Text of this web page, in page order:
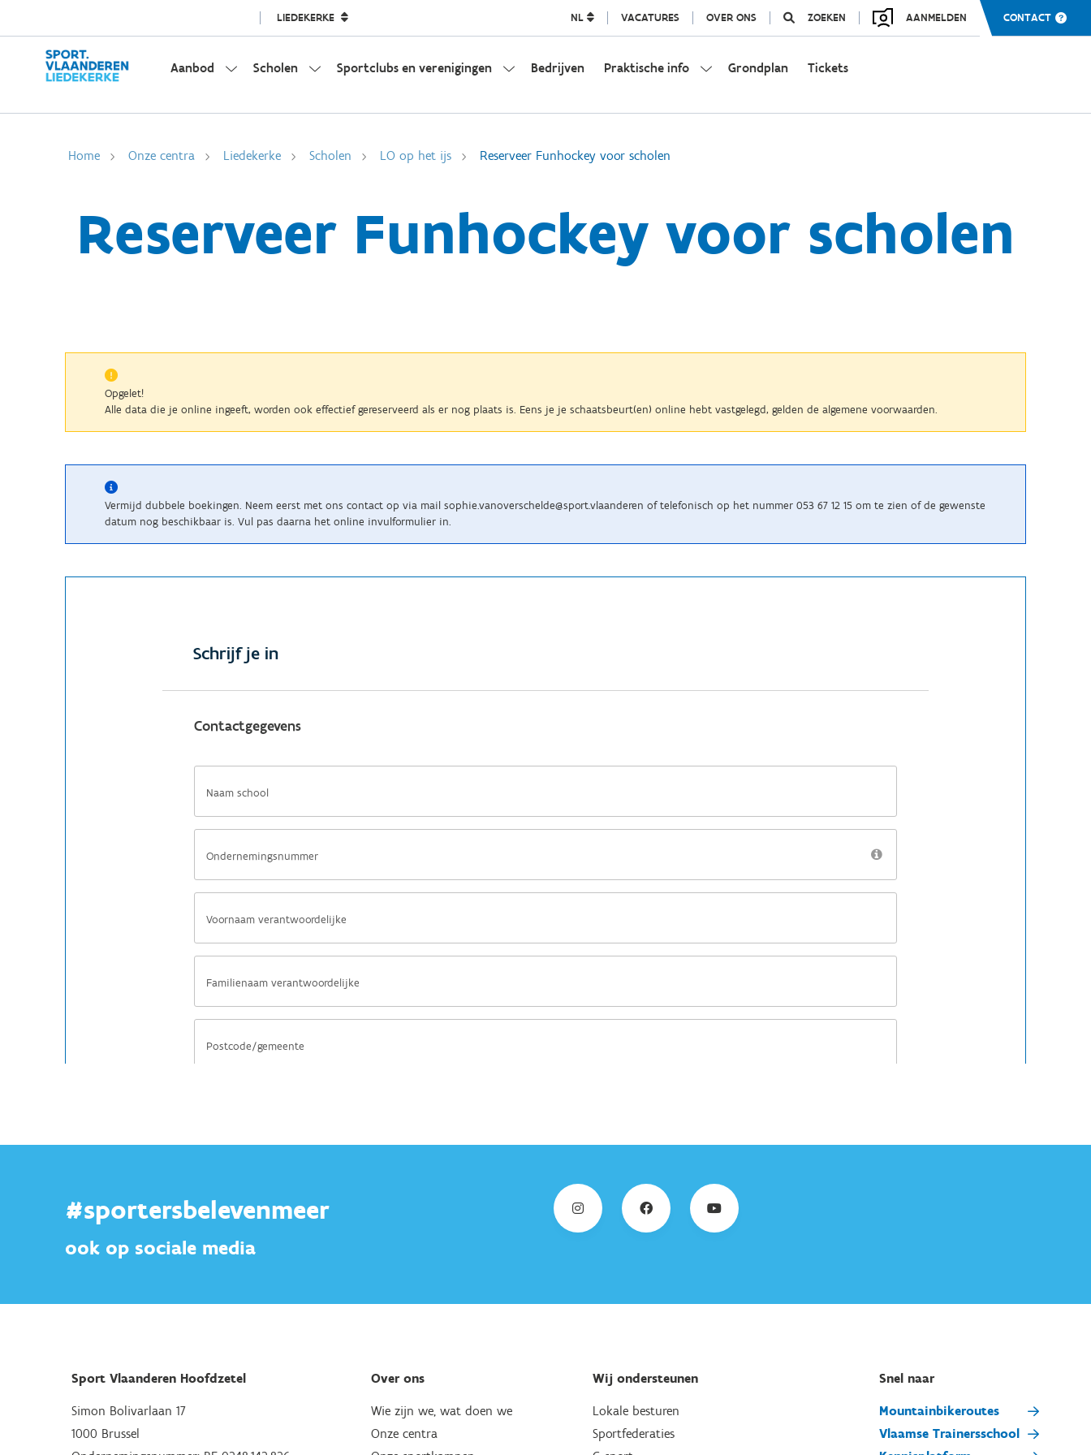
LIEDEKERKE NL VACATURES OVER ONS ZOEKEN AANMELDEN CONTACT
Aanbod Scholen Sportclubs en verenigingen Bedrijven Praktische info Grondplan Tickets
Home Onze centra Liedekerke Scholen LO op het ijs Reserveer Funhockey voor scholen
Reserveer Funhockey voor scholen
Opgelet!
Alle data die je online ingeeft, worden ook effectief gereserveerd als er nog plaats is. Eens je je schaatsbeurt(en) online hebt vastgelegd, gelden de algemene voorwaarden.
Vermijd dubbele boekingen. Neem eerst met ons contact op via mail sophie.vanoverschelde@sport.vlaanderen of telefonisch op het nummer 053 67 12 15 om te zien of de gewenste
datum nog beschikbaar is. Vul pas daarna het online invulformulier in.
#sportersbelevenmeer
ook op sociale media
Sport Vlaanderen Hoofdzetel
Simon Bolivarlaan 17
1000 Brussel
Over ons
Wie zijn we, wat doen we
Onze centra
Wij ondersteunen
Lokale besturen
Sportfederaties
Snel naar
Mountainbikeroutes
Vlaamse Trainersschool